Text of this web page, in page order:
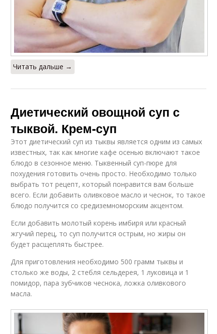
Читать дальше →
Диетический овощной суп с
тыквой. Крем-суп
Этот диетический суп из тыквы является одним из самых
известных, так как многие кафе осенью включают такое
блюдо в сезонное меню. Тыквенный суп-пюре для
похудения готовить очень просто. Необходимо только
выбрать тот рецепт, который понравится вам больше
всего. Если добавить оливковое масло и чеснок, то такое
блюдо получится со средиземноморским акцентом.
Если добавить молотый корень имбиря или красный
жгучий перец, то суп получится острым, но жиры он
будет расщеплять быстрее.
Для приготовления необходимо 500 грамм тыквы и
столько же воды, 2 стебля сельдерея, 1 луковица и 1
помидор, пара зубчиков чеснока, ложка оливкового
масла.